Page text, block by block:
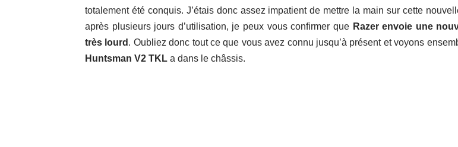
totalement été conquis. J’étais donc assez impatient de mettre la main sur cette
après plusieurs jours d’utilisation, je peux vous confirmer que Razer envoie une
très lourd . Oubliez donc tout ce que vous avez connu jusqu’à présent et voyons
Huntsman V2 TKL a dans le châssis.